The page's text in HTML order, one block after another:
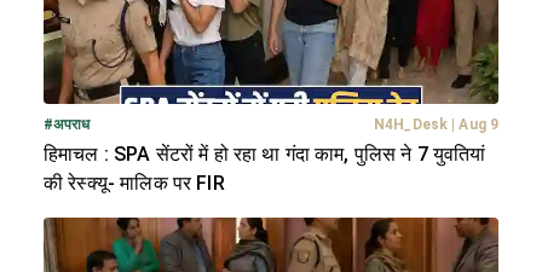
#अपराध N4H_Desk Aug 9
हिमाचल : SPA सेंटरों में हो रहा था गंदा काम, पुलिस ने 7 युवतियां
की रेस्क्यू- मालिक पर FIR